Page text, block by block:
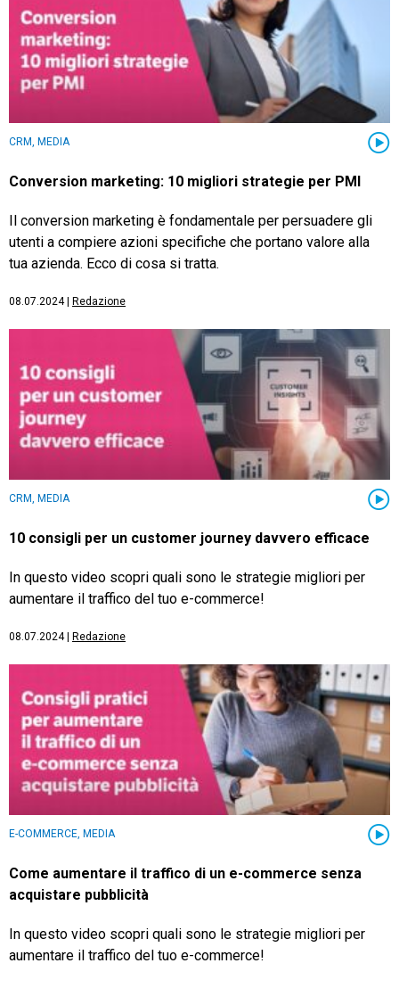
CRM, MEDIA
Conversion marketing: 10 migliori strategie per PMI
Il conversion marketing è fondamentale per persuadere gli
utenti a compiere azioni specifiche che portano valore alla
tua azienda. Ecco di cosa si tratta.
08.07.2024| Redazione
CRM, MEDIA
10 consigli per un customer journey davvero efficace
In questo video scopri quali sono le strategie migliori per
aumentare il traffico del tuo e-commerce!
08.07.2024| Redazione
E-COMMERCE, MEDIA
Come aumentare il traffico di un e-commerce senza
acquistare pubblicità
In questo video scopri quali sono le strategie migliori per
aumentare il traffico del tuo e-commerce!